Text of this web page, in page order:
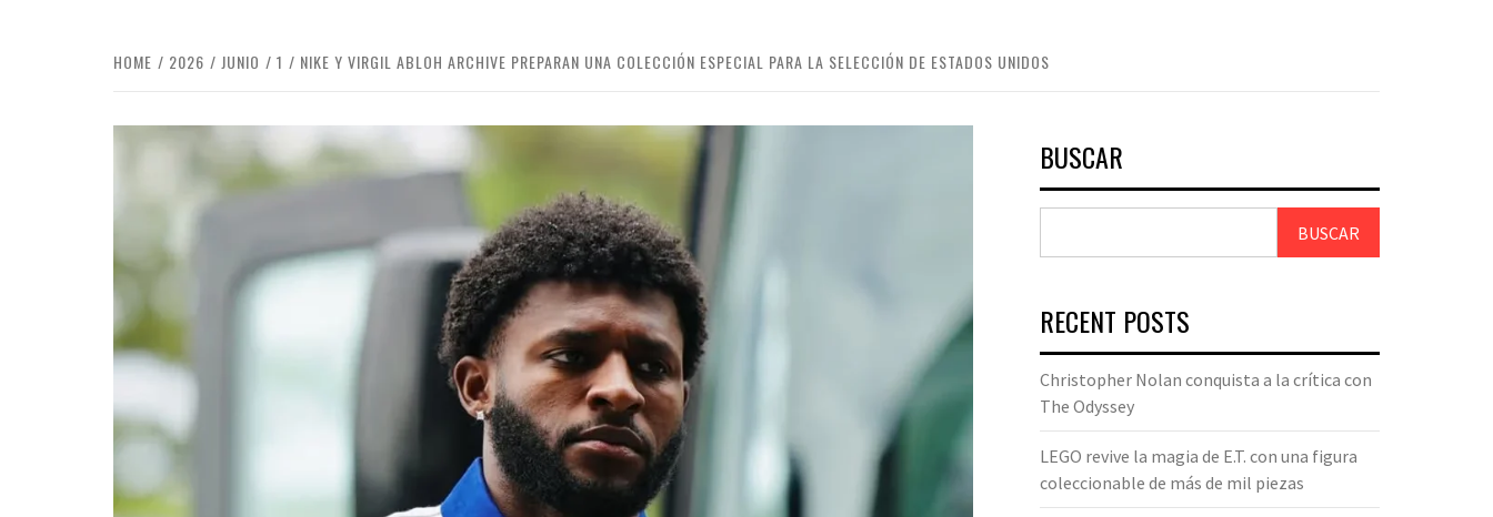
HOME 2026 JUNIO 1 NIKE Y VIRGIL ABLOH ARCHIVE PREPARAN UNA COLECCIÓN ESPECIAL PARA LA SELECCIÓN DE ESTADOS UNIDOS
BUSCAR
BUSCAR
RECENT POSTS
Christopher Nolan conquista a la crítica con
The Odyssey
LEGO revive la magia de E.T. con una figura
coleccionable de más de mil piezas